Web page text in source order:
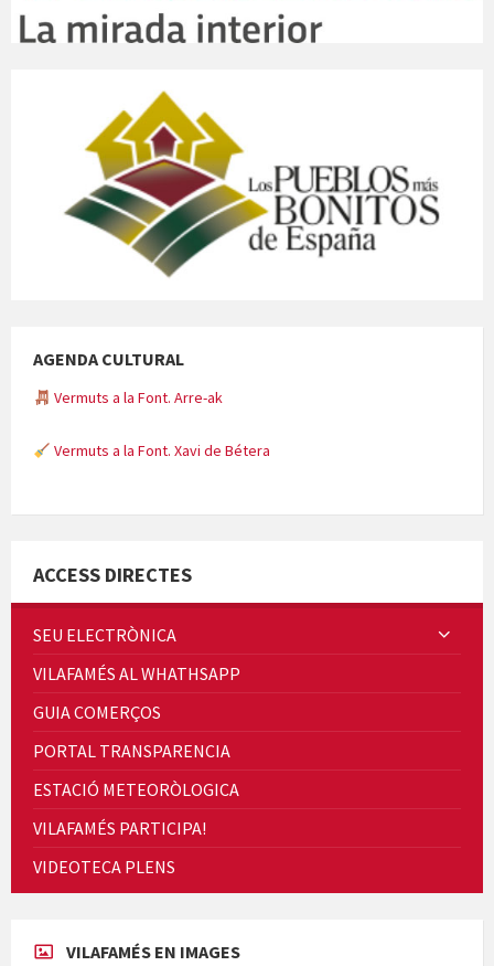
AGENDA CULTURAL
Vermuts a la Font. Arre-ak
Vermuts a la Font. Xavi de Bétera
Quintà Culroja
Cicle de Cine i Dones rurals
ACCESS DIRECTES
SEU ELECTRÒNICA
VILAFAMÉS AL WHATHSAPP
GUIA COMERÇOS
PORTAL TRANSPARENCIA
ESTACIÓ METEORÒLOGICA
VILAFAMÉS PARTICIPA!
VIDEOTECA PLENS
VILAFAMÉS EN IMAGES